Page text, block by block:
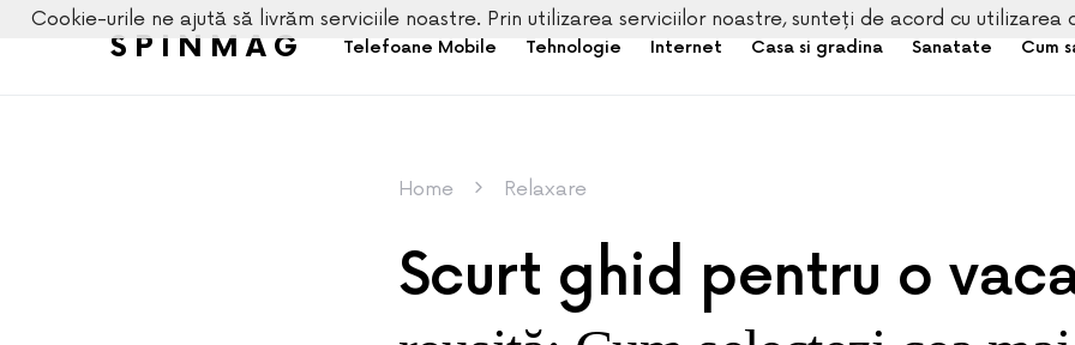
SPINMAG Telefoane Mobile Tehnologie Internet Casa si gradina Sanatate Cum
Home Relaxare
Scurt ghid pentru o
Cookie-urile ne ajută să livrăm serviciile noastre. Prin utilizarea serviciilor noastre, sunteți de acord cu utilizarea